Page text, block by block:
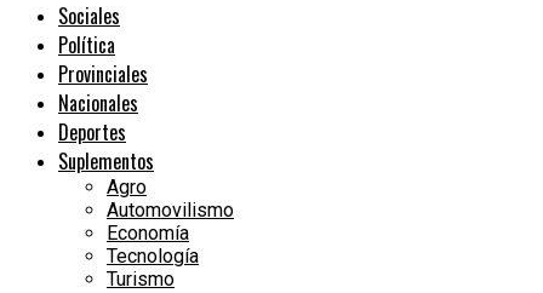
Sociales
Política
Provinciales
Nacionales
Deportes
Suplementos
Agro
Automovilismo
Economía
Tecnología
Turismo